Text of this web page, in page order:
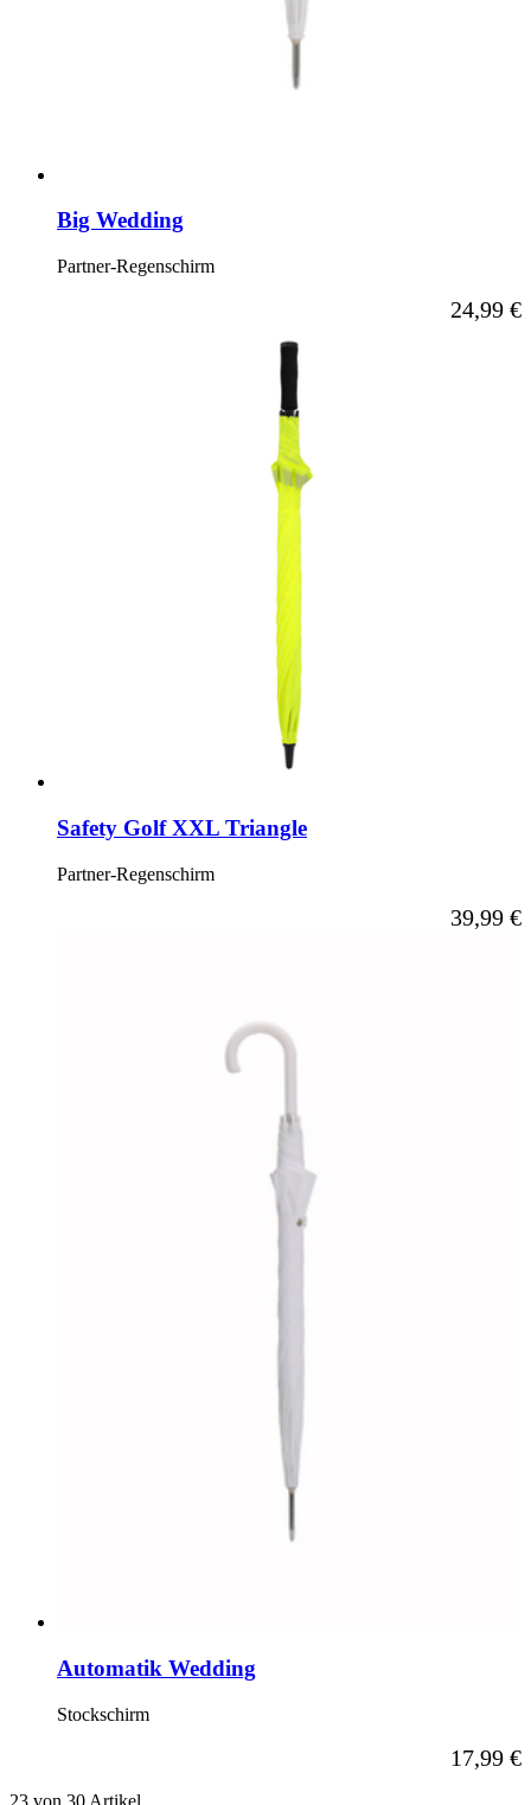
Big Wedding
Partner-Regenschirm
24,99 €
Safety Golf XXL Triangle
Partner-Regenschirm
39,99 €
Automatik Wedding
Stockschirm
17,99 €
23 von 30 Artikel